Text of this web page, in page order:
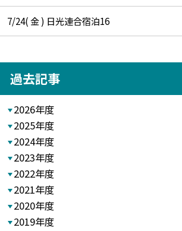
7/24( 金 ) 日光連合宿泊16
過去記事
2026年度
2025年度
2024年度
2023年度
2022年度
2021年度
2020年度
2019年度